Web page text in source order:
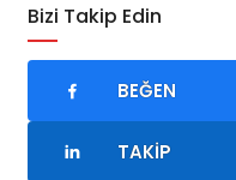
Bizi Takip Edin
BEĞEN
TAKIP